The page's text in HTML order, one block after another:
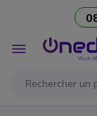
Affichage
navigation